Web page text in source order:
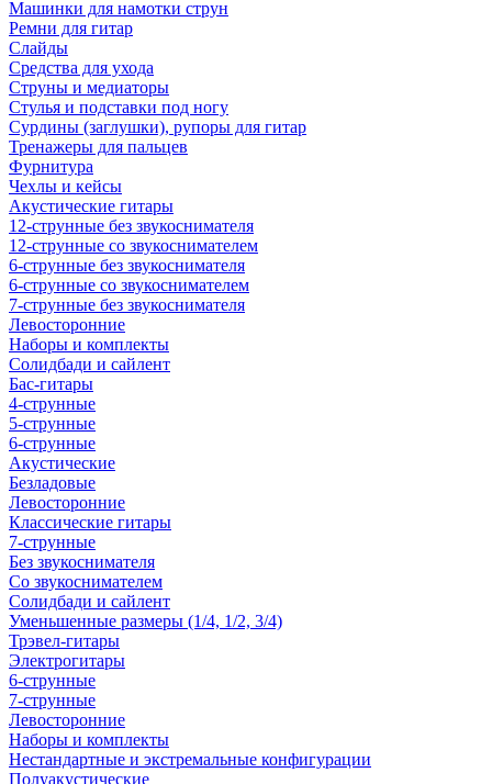
Машинки для намотки струн
Ремни для гитар
Слайды
Средства для ухода
Струны и медиаторы
Стулья и подставки под ногу
Сурдины (заглушки), рупоры для гитар
Тренажеры для пальцев
Фурнитура
Чехлы и кейсы
Акустические гитары
12-струнные без звукоснимателя
12-струнные со звукоснимателем
6-струнные без звукоснимателя
6-струнные со звукоснимателем
7-струнные без звукоснимателя
Левосторонние
Наборы и комплекты
Солидбади и сайлент
Бас-гитары
4-струнные
5-струнные
6-струнные
Акустические
Безладовые
Левосторонние
Классические гитары
7-струнные
Без звукоснимателя
Со звукоснимателем
Солидбади и сайлент
Уменьшенные размеры (1/4, 1/2, 3/4)
Трэвел-гитары
Электрогитары
6-струнные
7-струнные
Левосторонние
Наборы и комплекты
Нестандартные и экстремальные конфигурации
Полуакустические